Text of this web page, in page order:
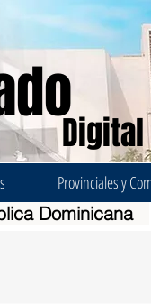
Digital
Provinciales y
Dominicana